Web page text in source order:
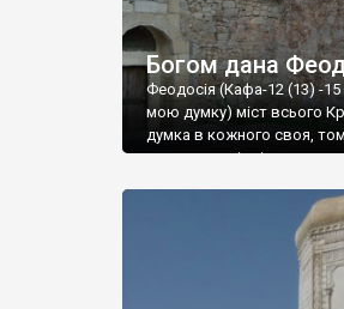
Богом дана
Феодосія (Кафа-12 (13) -15
мою думку) міст всього
думка в кожного своя,
запрошую відвідати це